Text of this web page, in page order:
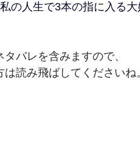
私の人生で3本の指に入る
バレを含みますので、
は読み飛ばしてくださいね